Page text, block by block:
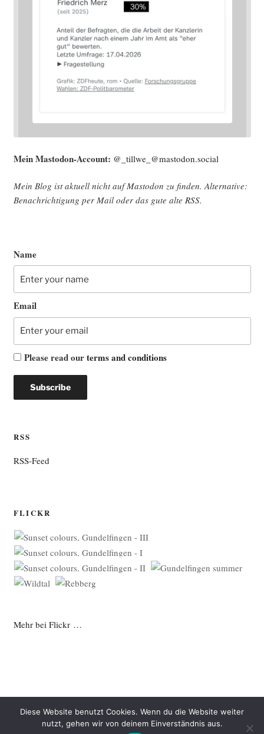
Mein Mast­o­don-Account: @_tillwe_@mastodon.social
Mein Blog ist aktu­ell nicht auf Mast­o­don zu fin­den. Alter­na­ti­ve:
Benach­rich­ti­gung per Mail oder das gute alte RSS.
Name
Email
Please read ourterms and conditions
RSS
RSS-Feed
FLICKR
Mehr bei Flickr …
Datenschutzerklärung Mit Stolz präsentiert von WordPress
Diese Website benutzt Cookies. Wenn du die Website weiter
nutzt, gehen wir von deinem Einverständnis aus.